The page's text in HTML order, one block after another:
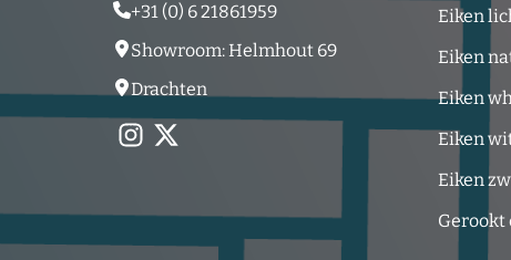
+31 (0) 6 21861959
Showroom: Helmhout 69
Drachten
Eiken
Eiken
Eiken
Eiken
Eiken
Gerookt